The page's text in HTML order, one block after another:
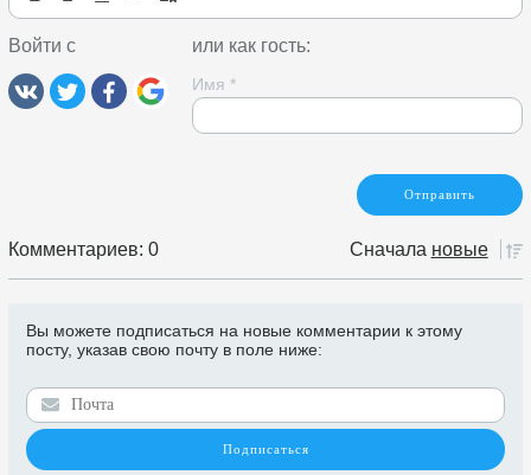
Войти с или как гость:
Имя *
Комментариев: 0 Сначала новые
Вы можете подписаться на новые комментарии к этому
посту, указав свою почту в поле ниже: